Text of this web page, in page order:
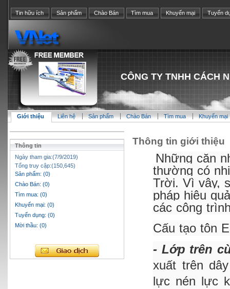
Tin hữu ích Sản phẩm Chào Bán Tìm mua Khuyến mại Tuyển
CÔNG TY TNHH CÁCH
Giới thiệu Liên hệ Sản phẩm Chào Bán Tìm mua Khuyến mại
Thông tin
Ngày tham gia:(7/9/2019)
Tổng truy cập:(150,645)
Sản phẩm: (0)
Chào Bán: (0)
Tìm mua: (0)
Khuyến mại: (0)
Tuyển dụng: (0)
Mời thầu: (0)
Thông tin giới thiệu
Những căn
thường có
Trời. Vì vậy,
pháp hiệu
các công
Cấu tạo tôn
- Lớp trên
xuất trên
lực nén lực